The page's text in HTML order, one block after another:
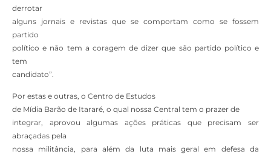
derrotar
alguns jornais e revistas que se comportam como se fossem
partido
político e não tem a coragem de dizer que são partido político e
tem
candidato”.
Por estas e outras, o Centro de Estudos
de Mídia Barão de Itararé, o qual nossa Central tem o prazer de
integrar, aprovou algumas ações práticas que precisam ser
abraçadas pela
nossa militância, para além da luta mais geral em defesa da